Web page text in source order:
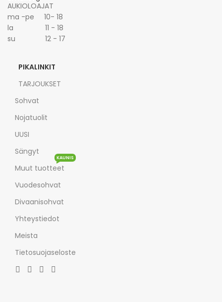
AUKIOLOAJAT
ma -pe 10- 18
la 11 - 18
su 12 - 17
PIKALINKIT
TARJOUKSET
Sohvat
Nojatuolit
UUSI
Sängyt
Muut tuotteet
KAUNIS
Vuodesohvat
Divaanisohvat
Yhteystiedot
Meista
Tietosuojaseloste